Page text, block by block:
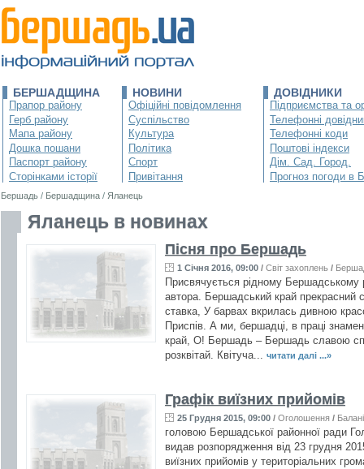
БЕРШАДЩИНА
Прапор району
Герб району
Мапа району
Дошка пошани
Паспорт району
Сторінками історії
НОВИНИ
Офіційні повідомлення
Суспільство
Культура
Політика
Спорт
Привітання
ДОВІДНИКИ
Підприємства та
Телефонні
Телефонні коди
Поштові індекси
Дім. Сад. Город.
Прогноз погоди в
Бершадь / Бершадщина / Яланець
Яланець в новинах
Пісня про Бершадь
1 Січня 2016, 09:00 / Світ захоплень /
Присвячується рідному Бершадському
автора. Бершадський край прекрасний
ставка, У барвах вкрилась дивною
Приспів. А ми, бершадці, в праці
край, О! Бершадь – Бершадь славою
розквітай. Квітуча... читати далі ...»
Графік виїзних прийомів
25 Грудня 2015, 09:00 / Оголошення /
головою Бершадської районної ради
видав розпорядження від 23 грудня
виїзних прийомів у територіальних